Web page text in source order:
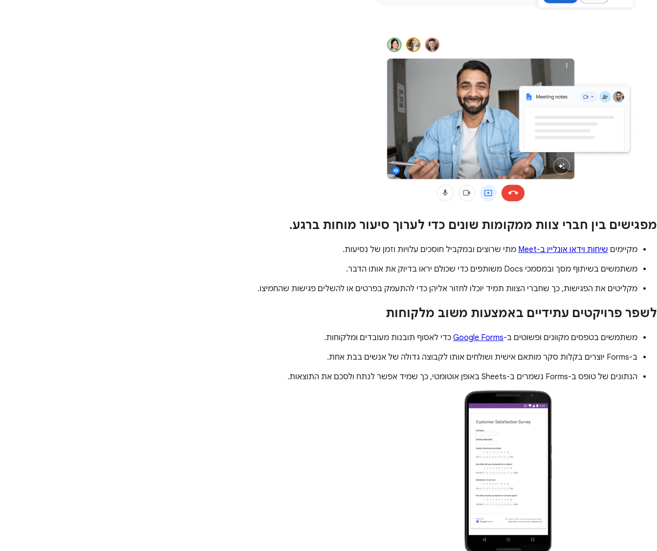
מפגישים בין חברי צוות ממקומות שונים כדי לערוך סיעור מוחות ברגע.
מקיימים שיחות וידאו אונליין ב-Meet
מתי שרוצים ובמקביל חוסכים עלויות וזמן של נסיעות.
משתמשים בשיתוף מסך ובמסמכי Docs משותפים כדי שכולם יראו בדיוק את אותו הדבר.
מקליטים את הפגישות, כך שחברי הצוות תמיד יוכלו לחזור אליהן כדי להתעמק בפרטים או להשלים פגישות שהחמיצו.
לשפר פרויקטים עתידיים באמצעות משוב מלקוחות
משתמשים בטפסים מקוונים ופשוטים ב-Google Forms כדי לאסוף תובנות מעובדים ומלקוחות.
ב-Forms יוצרים בקלות סקר מותאם אישית ושולחים אותו לקבוצה גדולה של אנשים בבת אחת.
הנתונים של טופס ב-Forms נשמרים ב-Sheets באופן אוטומטי, כך שמיד אפשר לנתח ולסכם את התוצאות.